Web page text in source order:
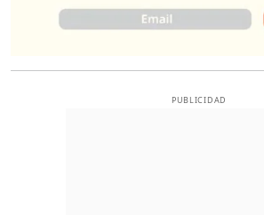
PUBLICIDAD